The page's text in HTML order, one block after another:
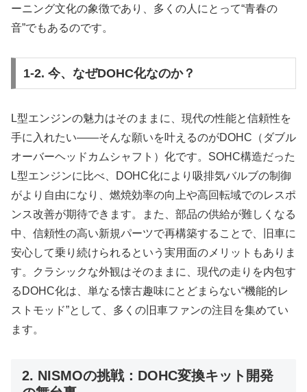
ーニング文化の象徴であり、多くの人にとって“青春の
音”でもあるのです。
1-2. 今、なぜDOHC化なのか？
L型エンジンの魅力はそのままに、現代の性能と信頼性を
手に入れたい——そんな願いを叶えるのがDOHC（ダブル
オーバーヘッドカムシャフト）化です。SOHC構造だった
L型エンジンに比べ、DOHC化により吸排気バルブの制御
がより自由になり、燃焼効率の向上や高回転域でのレスポ
ンス改善が期待できます。また、部品の供給が難しくなる
中、信頼性の高い新規パーツで再構築することで、旧車に
安心して乗り続けられるという実用面のメリットもありま
す。クラシックな外観はそのままに、現代の走りを内包す
るDOHC化は、単なる懐古趣味にとどまらない“機能的レ
ストモッド”として、多くの旧車ファンの注目を集めてい
ます。
2. NISMOの挑戦：DOHC変換キット開発